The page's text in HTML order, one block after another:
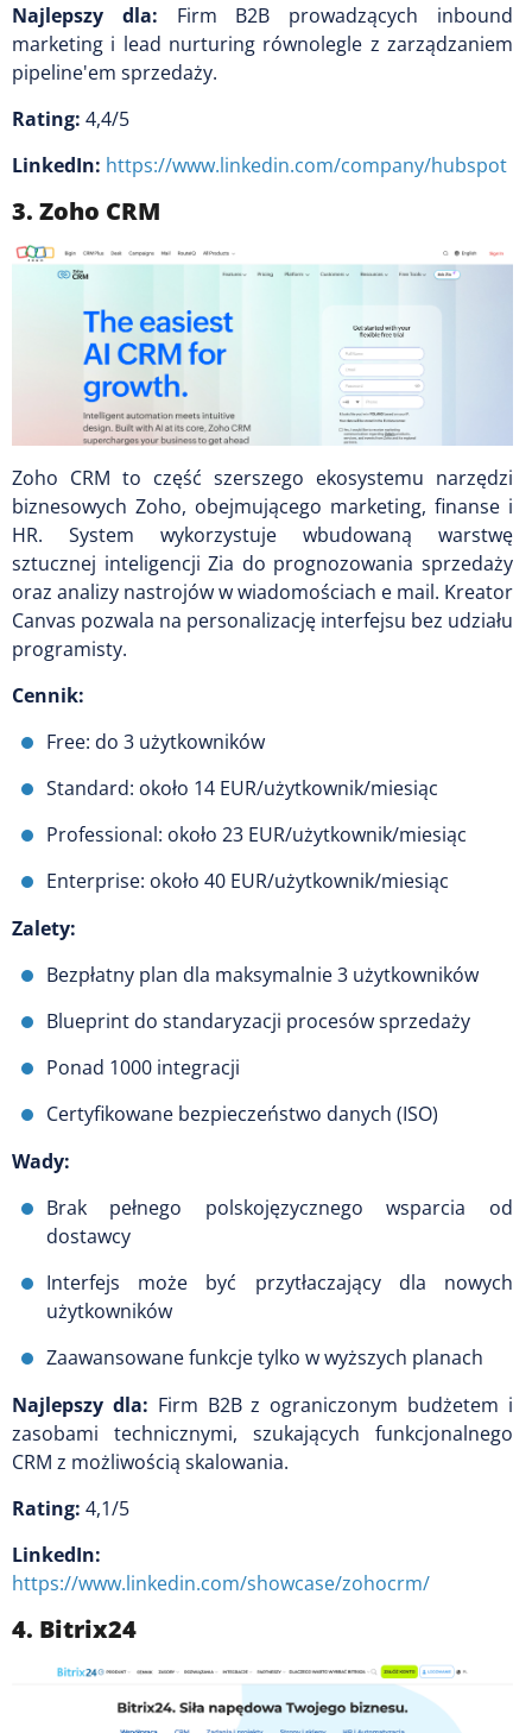
Najlepszy dla: Firm B2B prowadzących inbound
marketing i lead nurturing równolegle z zarządzaniem
pipeline'em sprzedaży.
Rating: 4,4/5
LinkedIn: https://www.linkedin.com/company/hubspot
3. Zoho CRM
Zoho CRM to część szerszego ekosystemu narzędzi
biznesowych Zoho, obejmującego marketing, finanse i
HR. System wykorzystuje wbudowaną warstwę
sztucznej inteligencji Zia do prognozowania sprzedaży
oraz analizy nastrojów w wiadomościach e mail. Kreator
Canvas pozwala na personalizację interfejsu bez udziału
programisty.
Cennik:
Free: do 3 użytkowników
Standard: około 14 EUR/użytkownik/miesiąc
Professional: około 23 EUR/użytkownik/miesiąc
Enterprise: około 40 EUR/użytkownik/miesiąc
Zalety:
Bezpłatny plan dla maksymalnie 3 użytkowników
Blueprint do standaryzacji procesów sprzedaży
Ponad 1000 integracji
Certyfikowane bezpieczeństwo danych (ISO)
Wady:
Brak pełnego polskojęzycznego wsparcia od
dostawcy
Interfejs może być przytłaczający dla nowych
użytkowników
Zaawansowane funkcje tylko w wyższych planach
Najlepszy dla: Firm B2B z ograniczonym budżetem i
zasobami technicznymi, szukających funkcjonalnego
CRM z możliwością skalowania.
Rating: 4,1/5
LinkedIn:
https://www.linkedin.com/showcase/zohocrm/
4. Bitrix24